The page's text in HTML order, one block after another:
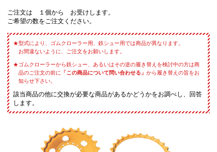
ご注文は １個から お受けします。
ご希望の数をご注文ください。
型式により、ゴムクローラー用、鉄シュー用では商品が異なります。
お間違ないように、ご注文をお願いします。
ゴムクローラーから鉄シュー、あるいはその逆の履き替えを検討中の方は商
品のご注文の前に 「この商品について問い合わせる」から履き替えの旨をお
知らせ下さい。
該当商品の他に交換が必要な商品があるかどうかをお調べし、回答
します。